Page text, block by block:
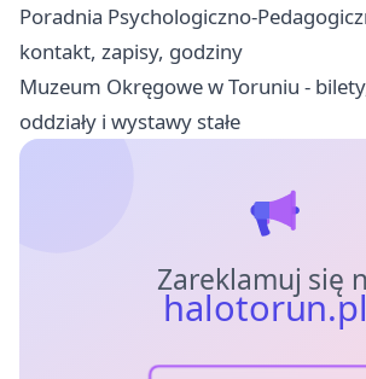
Poradnia Psychologiczno-
kontakt, zapisy, godziny
Muzeum Okręgowe w Toruniu -
oddziały i wystawy stałe
Zareklamuj się